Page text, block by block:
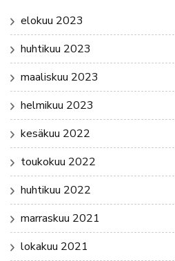
elokuu 2023
huhtikuu 2023
maaliskuu 2023
helmikuu 2023
kesäkuu 2022
toukokuu 2022
huhtikuu 2022
marraskuu 2021
lokakuu 2021